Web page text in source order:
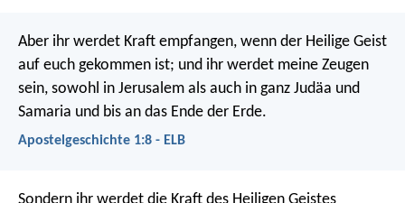
Aber ihr werdet Kraft empfangen, wenn der Heilige Geist
auf euch gekommen ist; und ihr werdet meine Zeugen
sein, sowohl in Jerusalem als auch in ganz Judäa und
Samaria und bis an das Ende der Erde.
Apostelgeschichte 1:8 - ELB
Sondern ihr werdet die Kraft des Heiligen Geistes